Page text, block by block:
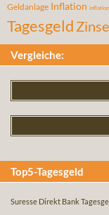
Geldanlage Inflation
Tagesgeld
Vergleiche:
Top5-Tagesgeld
Suresse Direkt Bank